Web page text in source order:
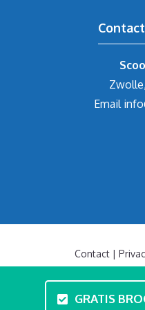
Email
Contact|
© 2019-2026
GRATIS